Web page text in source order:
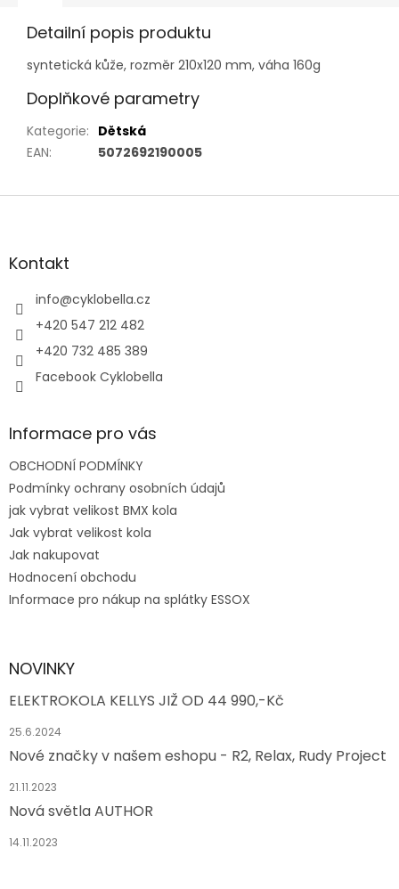
Detailní popis produktu
syntetická kůže, rozměr 210x120 mm, váha 160g
Doplňkové parametry
Kategorie: Dětská
EAN: 5072692190005
Z
aKontakt
info@cyklobella.cz
+420 547 212 482
+420 732 485 389
Facebook Cyklobella
Informace pro vás
OBCHODNÍ PODMÍNKY
Podmínky ochrany osobních údajů
jak vybrat velikost BMX kola
Jak vybrat velikost kola
Jak nakupovat
Hodnocení obchodu
Informace pro nákup na splátky ESSOX
NOVINKY
ELEKTROKOLA KELLYS JIŽ OD 44 990,-Kč
25.6.2024
Nové značky v našem eshopu - R2, Relax, Rudy Project
21.11.2023
Nová světla AUTHOR
14.11.2023